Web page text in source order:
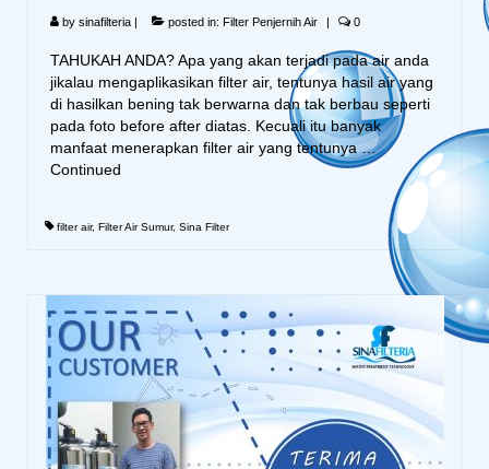
by sinafilteria | posted in: Filter Penjernih Air | 0
TAHUKAH ANDA? Apa yang akan terjadi pada air anda
jikalau mengaplikasikan filter air, tentunya hasil air yang
di hasilkan bening tak berwarna dan tak berbau seperti
pada foto before after diatas. Kecuali itu banyak
manfaat menerapkan filter air yang tentunya …
Continued
filter air, Filter Air Sumur, Sina Filter